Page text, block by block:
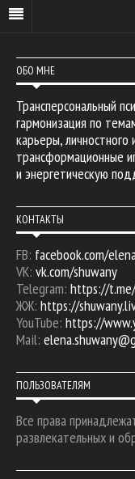
ОБО МНЕ
Трансперсональный
гармонизация по
карьеры, личностного
трансформационные
и энергетическую
КОНТАКТЫ
FB: facebook.com/
VK: vk.com/shuwany
Telegram: https://t.me/
ЖЖ: https://
YouTube: https://
Mail:
ПОЛЬЗОВАТЕЛЯМ
Все права
развлекательных и